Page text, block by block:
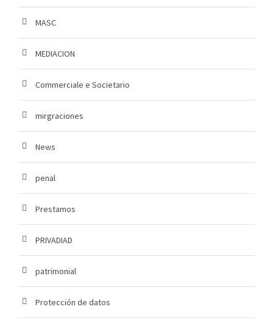
MASC
MEDIACION
Commerciale e Societario
mirgraciones
News
penal
Prestamos
PRIVADIAD
patrimonial
Protección de datos